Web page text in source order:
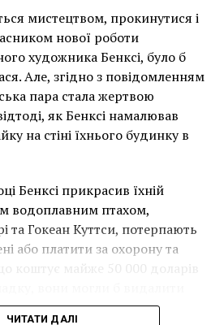
яйцо попало в руки Батла на
день в коллекции
филигранных работ из
невероятно красивые резные
поверить, что они сделаны
яиц. Их высота достигает
детализация сюжета
поражает. Так как материал
хрупкий, автор использует
бормашину с небольшим
По словам Джила, на
внимательно рассматривать
мистецтвом, прокинутися і
нової роботи
художника Бенксі, було б
Але, згідно з повідомленням
пара стала жертвою
як Бенксі намалював
на стіні їхнього будинку в
Бенксі прикрасив їхній
водоплавним птахом,
та Гокеан Куттси, потерпають
або платити за охорону та
коштує майже 50 000 доларів
до чверті мільйона
ЧИТАТИ ДАЛІ